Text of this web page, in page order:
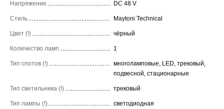
Напряжение DC 48 V
Стиль Maytoni Technical
Цвет (!) чёрный
Количество ламп 1
Тип спотов (!)
многоламповые, LED, трековый,
подвесной, стационарные
Тип светильника (!) трековый
Тип лампы (!) светодиодная